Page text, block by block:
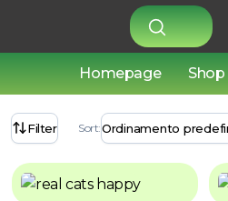
Homepage Shop
Filter Sort: